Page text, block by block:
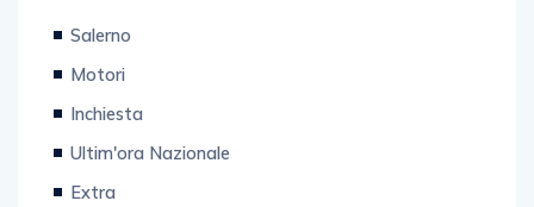
Salerno
Motori
Inchiesta
Ultim'ora Nazionale
Extra